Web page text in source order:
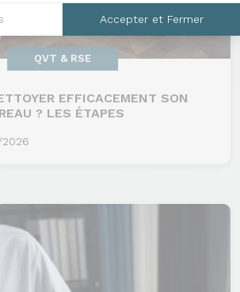
Accepter et Fermer
EFFICACEMENT SON
? LES ÉTAPES
QVT & RSE